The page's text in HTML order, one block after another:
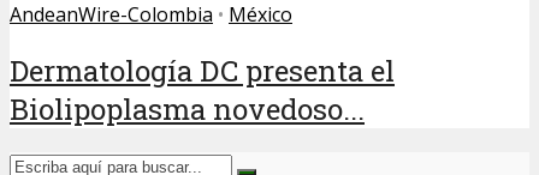
AndeanWire-Colombia • México
Dermatología DC presenta el
Biolipoplasma novedoso...